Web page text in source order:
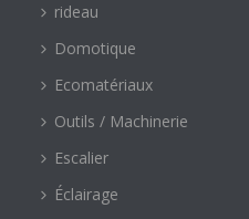
rideau
Domotique
Ecomatériaux
Outils / Machinerie
Escalier
Éclairage